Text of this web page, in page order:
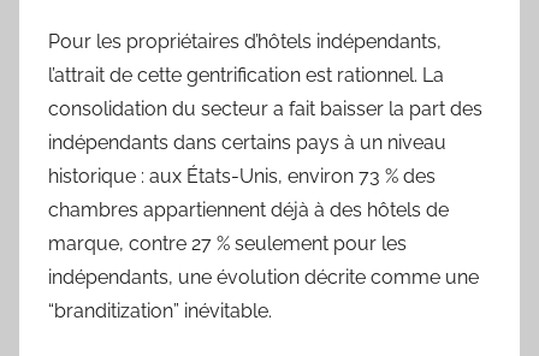
Pour les propriétaires d’hôtels indépendants,
l’attrait de cette gentrification est rationnel. La
consolidation du secteur a fait baisser la part des
indépendants dans certains pays à un niveau
historique : aux États-Unis, environ 73 % des
chambres appartiennent déjà à des hôtels de
marque, contre 27 % seulement pour les
indépendants, une évolution décrite comme une
“branditization” inévitable.